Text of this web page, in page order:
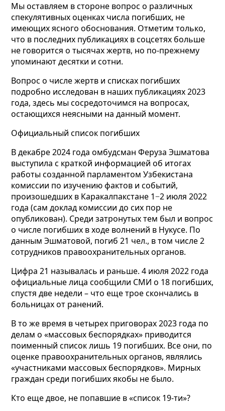
Мы оставляем в стороне вопрос о различных
спекулятивных оценках числа погибших, не
имеющих ясного обоснования. Отметим только,
что в последних публикациях в соцсетях больше
не говорится о тысячах жертв, но по-прежнему
упоминают десятки и сотни.
Вопрос о числе жертв и списках погибших
подробно исследован в наших публикациях 2023
года, здесь мы сосредоточимся на вопросах,
остающихся неясными на данный момент.
Официальный список погибших
В декабре 2024 года омбудсман Феруза Эшматова
выступила с краткой информацией об итогах
работы созданной парламентом Узбекистана
комиссии по изучению фактов и событий,
произошедших в Каракалпакстане 1−2 июля 2022
года (сам доклад комиссии до сих пор не
опубликован). Среди затронутых тем был и вопрос
о числе погибших в ходе волнений в Нукусе. По
данным Эшматовой, погиб 21 чел., в том числе 2
сотрудников правоохранительных органов.
Цифра 21 называлась и раньше. 4 июля 2022 года
официальные лица сообщили СМИ о 18 погибших,
спустя две недели – что еще трое скончались в
больницах от ранений.
В то же время в четырех приговорах 2023 года по
делам о «массовых беспорядках» приводится
поименный список лишь 19 погибших. Все они, по
оценке правоохранительных органов, являлись
«участниками массовых беспорядков». Мирных
граждан среди погибших якобы не было.
Кто еще двое, не попавшие в «список 19-ти»?